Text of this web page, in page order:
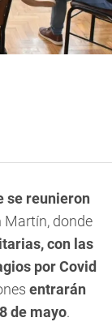
se reunieron
Martín, donde
con las
por Covid
entrarán
de mayo.